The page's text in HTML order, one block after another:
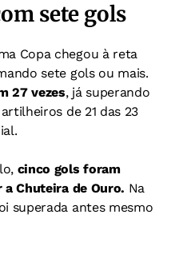
sete gols
Copa chegou à reta
sete gols ou mais.
27 vezes, já superando
de 21 das 23
cinco gols foram
Chuteira de Ouro. Na
superada antes mesmo